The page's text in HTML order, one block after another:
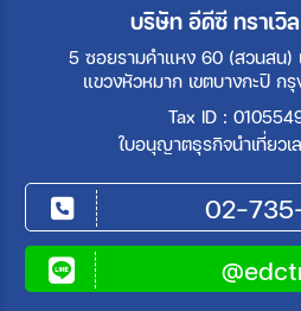
บริษัท อีดีซี ทราเวิ
5 ซอยรามคำแหง 60 (สวนสน)
แขวงหัวหมาก เขตบางกะปิ ก
Tax ID :
ใบอนุญาตธุรกิจนำเที่ยว
02-